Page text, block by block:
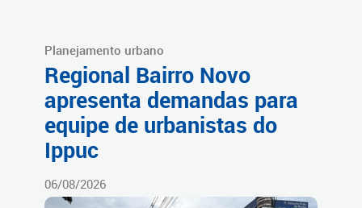
Planejamento urbano
Regional Bairro Novo
apresenta demandas para
equipe de urbanistas do
Ippuc
06/08/2026